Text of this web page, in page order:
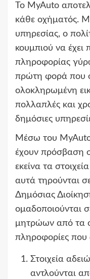
Το MyAuto
κάθε οχήματός.
υπηρεσίας, ο
κουμπιού να
πληροφορίας
πρώτη φορά που
ολοκληρωμένη
πολλαπλές και
δημόσιες
Μέσω του
έχουν πρόσβαση
εκείνα τα
αυτά τηρούνται
Δημόσιας
ομαδοποιούνται
μητρώων από τα
πληροφορίες που
Στοιχεία
αντλούνται